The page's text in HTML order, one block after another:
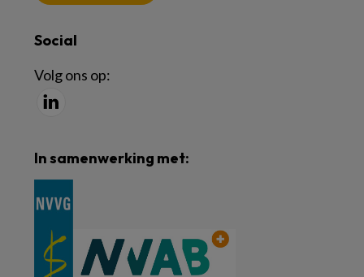
Social
Volg ons op:
In samenwerking met: